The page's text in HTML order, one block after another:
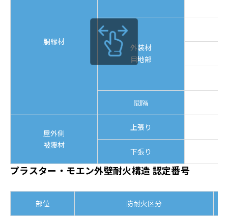
胴縁材
外装材
目地部
間隔
屋外側
被覆材
上張り
下張り
プラスター・モエン外壁耐火構造 認定番号
部位 防耐火区分